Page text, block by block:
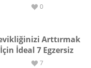
0
Arttırmak
İçin İdeal 7 Egzersiz
7